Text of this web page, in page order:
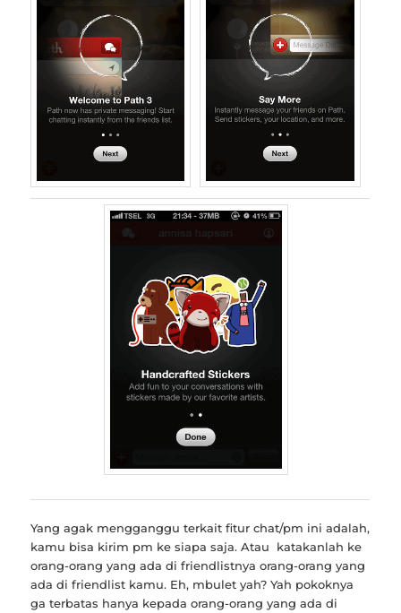
Yang agak mengganggu terkait fitur chat/pm ini adalah,
kamu bisa kirim pm ke siapa saja. Atau katakanlah ke
orang-orang yang ada di friendlistnya orang-orang yang
ada di friendlist kamu. Eh, mbulet yah? Yah pokoknya
ga terbatas hanya kepada orang-orang yang ada di